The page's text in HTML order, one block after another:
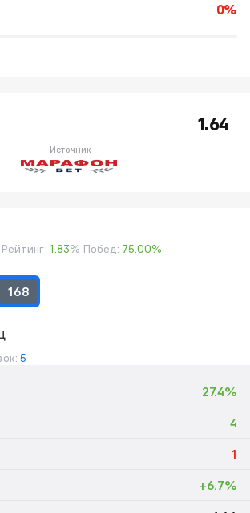
0%
Источник
1.64
Рейтинг: 1.83% Побед: 75.00%
168
5
27.4%
4
1
+6.7%